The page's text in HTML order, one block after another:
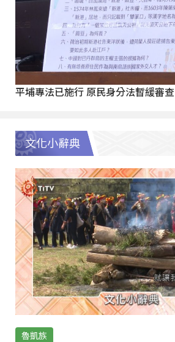
平埔專法已施行 原民身分法暫緩審查
文化小辭典
魯凱族